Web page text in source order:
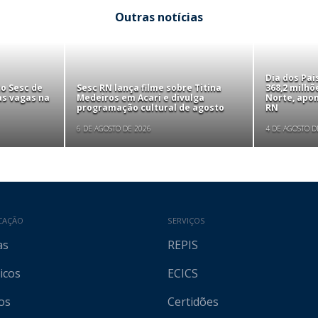
Outras notícias
Sesc de
vagas na
Sesc RN lança filme sobre Titina
Medeiros em Acari e divulga
programação cultural de agosto
6 DE AGOSTO DE 2026
Dia dos
368,2
Norte,
RN
4 DE AGOSTO
SERVIÇOS
REPIS
ECICS
Certidões